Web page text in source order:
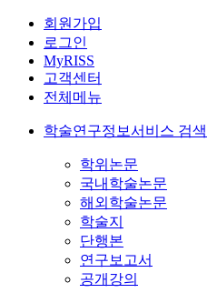
회원가입
로그인
MyRISS
고객센터
전체메뉴
학술연구정보서비스 검색
학위논문
국내학술논문
해외학술논문
학술지
단행본
연구보고서
공개강의